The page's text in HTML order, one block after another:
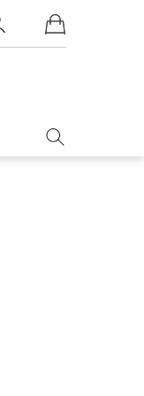
Meu Carrinho